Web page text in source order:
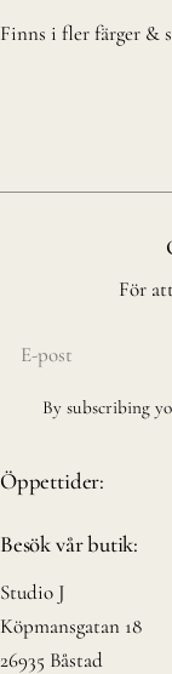
Finns i fler färger &
Öppettider:
Besök vår butik:
Studio J
Köpmansgatan 18
26935 Båstad
För
By subscribing